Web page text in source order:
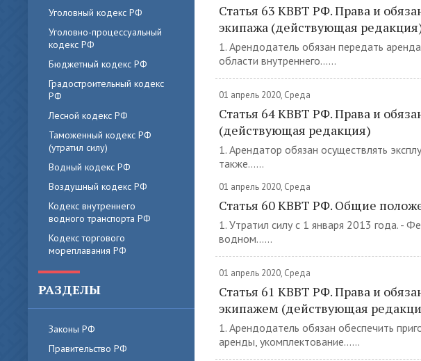
Уголовный кодекс РФ
Уголовно-процессуальный
кодекс РФ
Бюджетный кодекс РФ
Градостроительный кодекс
РФ
Лесной кодекс РФ
Таможенный кодекс РФ
(утратил силу)
Водный кодекс РФ
Воздушный кодекс РФ
Кодекс внутреннего
водного транспорта РФ
Кодекс торгового
мореплавания РФ
РАЗДЕЛЫ
Законы РФ
Правительство РФ
Статья 63 КВВТ РФ. Права и
экипажа (действующая
1. Арендодатель обязан передать
области внутреннего......
01 апрель 2020, Среда
Статья 64 КВВТ РФ. Права и
(действующая редакция)
1. Арендатор обязан осуществлять
также......
01 апрель 2020, Среда
Статья 60 КВВТ РФ. Общие
1. Утратил силу с 1 января 2013 года. -
водном......
01 апрель 2020, Среда
Статья 61 КВВТ РФ. Права и
экипажем (действующая
1. Арендодатель обязан обеспечить
аренды, укомплектование......